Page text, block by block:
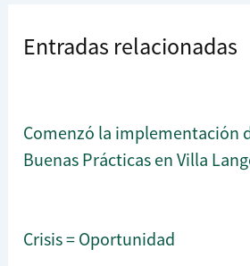
Entradas relacionadas
Comenzó la implementación
Buenas Prácticas en Villa
Crisis = Oportunidad